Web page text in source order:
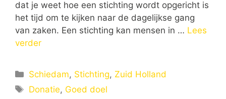
dat je weet hoe een stichting wordt opgericht is
het tijd om te kijken naar de dagelijkse gang
van zaken. Een stichting kan mensen in … Lees
verder
Categorieën
Schiedam, Stichting, Zuid Holland
Tags
Donatie, Goed doel